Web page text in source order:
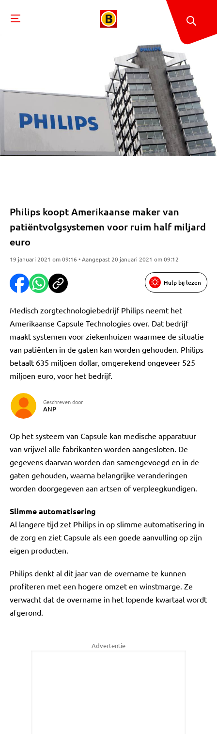
Philips koopt Amerikaanse maker van
patiëntvolgsystemen voor ruim half miljard
euro
19 januari 2021 om 09:16 • Aangepast 20 januari 2021 om 09:12
Hulp bij lezen
Medisch zorgtechnologiebedrijf Philips neemt het
Amerikaanse Capsule Technologies over. Dat bedrijf
maakt systemen voor ziekenhuizen waarmee de situatie
van patiënten in de gaten kan worden gehouden. Philips
betaalt 635 miljoen dollar, omgerekend ongeveer 525
miljoen euro, voor het bedrijf.
Geschreven door
ANP
Op het systeem van Capsule kan medische apparatuur
van vrijwel alle fabrikanten worden aangesloten. De
gegevens daarvan worden dan samengevoegd en in de
gaten gehouden, waarna belangrijke veranderingen
worden doorgegeven aan artsen of verpleegkundigen.
Slimme automatisering
Al langere tijd zet Philips in op slimme automatisering in
de zorg en ziet Capsule als een goede aanvulling op zijn
eigen producten.
Philips denkt al dit jaar van de overname te kunnen
profiteren met een hogere omzet en winstmarge. Ze
verwacht dat de overname in het lopende kwartaal wordt
afgerond.
Advertentie